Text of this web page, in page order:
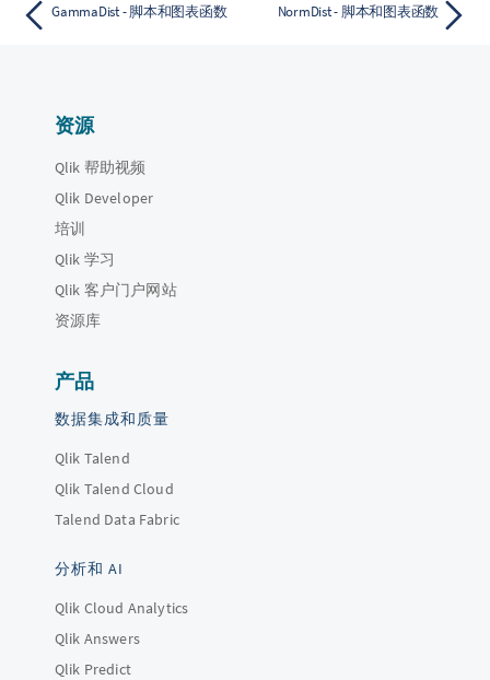
GammaDist - 脚本和图表函数 NormDist - 脚本和图表函数
资源
Qlik 帮助视频
Qlik Developer
培训
Qlik 学习
Qlik 客户门户网站
资源库
产品
数据集成和质量
Qlik Talend
Qlik Talend Cloud
Talend Data Fabric
分析和 AI
Qlik Cloud Analytics
Qlik Answers
Qlik Predict